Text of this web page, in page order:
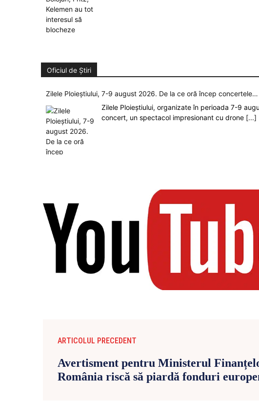
Oficiul de Știri
Zilele Ploieștiului, 7-9 august 2026. De la ce oră încep concertele…
Zilele Ploieștiului, organizate în perioada 7-9
concert, un spectacol impresionant cu drone [...]
ARTICOLUL PRECEDENT
Avertisment pentru Ministerul
România riscă să piardă fonduri